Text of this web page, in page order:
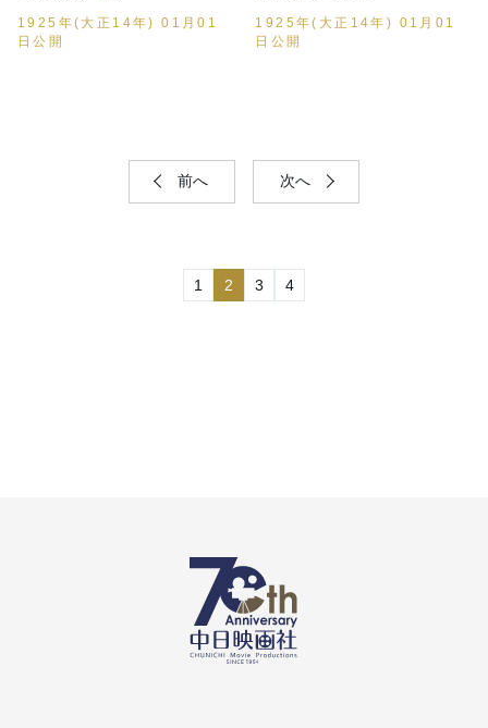
1925年(大正14年) 01月01
日公開
1925年(大正14年) 01月01
日公開
前へ 次へ
1 2 3 4